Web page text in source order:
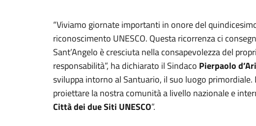
“Viviamo giornate importanti in onore del
riconoscimento UNESCO. Questa ricorrenza ci
Sant’Angelo è cresciuta nella consapevolezza del
responsabilità”, ha dichiarato il Sindaco Pierpaolo
sviluppa intorno al Santuario, il suo luogo
proiettare la nostra comunità a livello nazionale e
Città dei due Siti UNESCO”.